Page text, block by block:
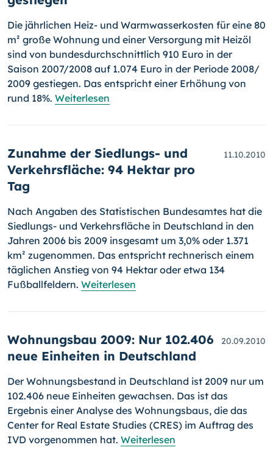
Die jährlichen Heiz- und Warmwasserkosten für eine 80
m² große Woh­nung und einer Versorgung mit Heizöl
sind von bundesdurchschnittlich 910 Euro in der
Saison 2007/2008 auf 1.074 Euro in der Periode 2008/
2009 gestiegen. Das entspricht einer Erhöhung von
rund 18%. Weiterlesen
Zunahme der Siedlungs- und
Verkehrsfläche: 94 Hektar pro
Tag
11.10.2010
Nach Angaben des Statistischen Bundesamtes hat die
Siedlungs- und Verkehrsfläche in Deutschland in den
Jahren 2006 bis 2009 insgesamt um 3,0% oder 1.371
km² zugenommen. Das entspricht rechnerisch einem
täglichen Anstieg von 94 Hektar oder etwa 134
Fußballfeldern. Weiterlesen
Wohnungsbau 2009: Nur 102.406
neue Einheiten in Deutschland
20.09.2010
Der Wohnungsbestand in Deutschland ist 2009 nur um
102.406 neue Einheiten gewachsen. Das ist das
Ergebnis einer Analyse des Woh­nungs­baus, die das
Center for Real Estate Studies (CRES) im Auftrag des
IVD vorgenommen hat. Weiterlesen